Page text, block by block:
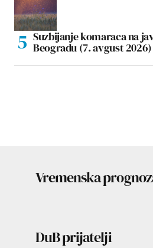
Suzbijanje komaraca na
Beogradu (7. avgust 2026)
Vremenska
DuB prijatelji